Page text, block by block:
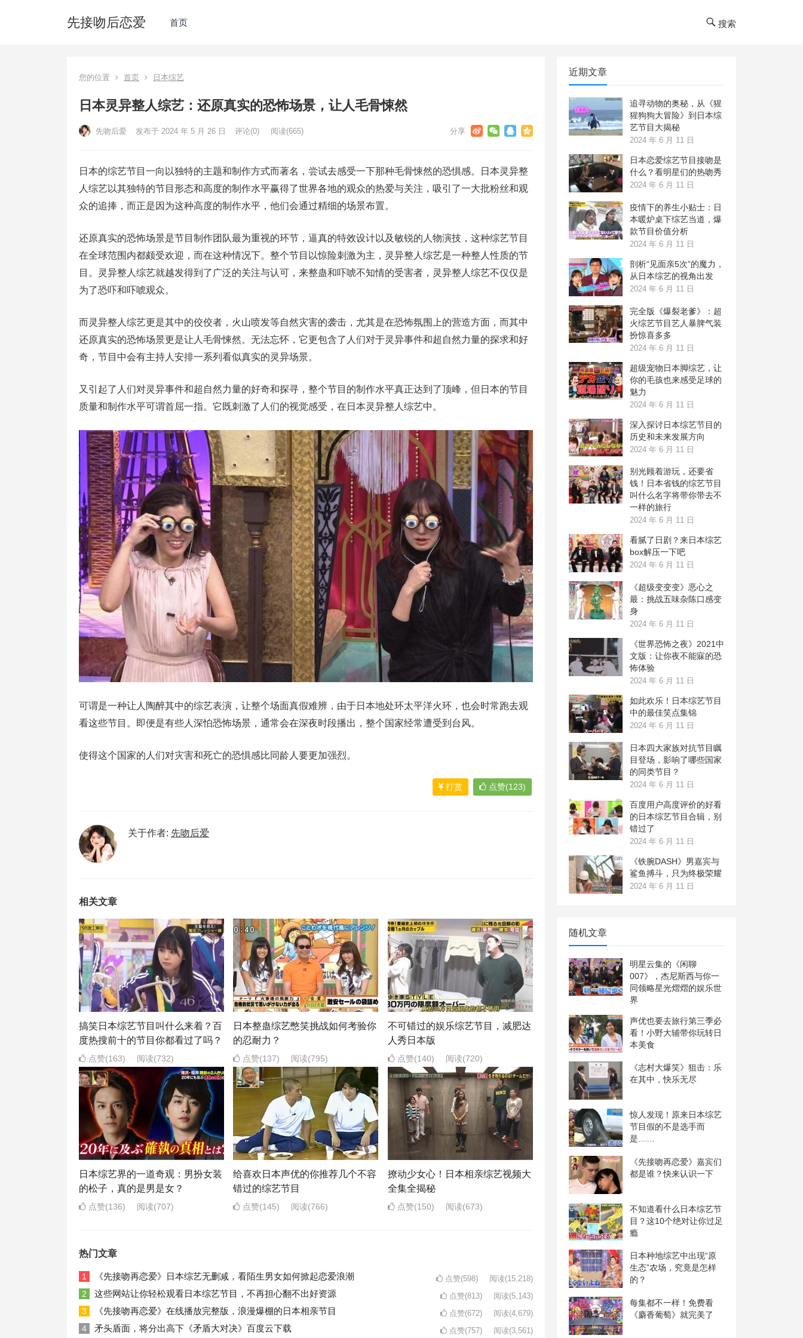
先接吻后恋爱 首页 搜索
您的位置 首页 日本综艺
日本灵异整人综艺：还原真实的恐怖场景，让人毛骨悚然
先吻后爱 发布于 2024 年 5 月 26 日 评论(0) 阅读(665)
日本的综艺节目一向以独特的主题和制作方式而著名，尝试去感受一下那种毛骨悚然的恐惧感。日本灵异整
人综艺以其独特的节目形态和高度的制作水平赢得了世界各地的观众的热爱与关注，吸引了一大批粉丝和观
众的追捧，而正是因为这种高度的制作水平，他们会通过精细的场景布置。
还原真实的恐怖场景是节目制作团队最为重视的环节，逼真的特效设计以及敏锐的人物演技，这种综艺节目
在全球范围内都颇受欢迎，而在这种情况下。整个节目以惊险刺激为主，灵异整人综艺是一种整人性质的节
目。灵异整人综艺就越发得到了广泛的关注与认可，来整蛊和吓唬不知情的受害者，灵异整人综艺不仅仅是
为了恐吓和吓唬观众。
而灵异整人综艺更是其中的佼佼者，火山喷发等自然灾害的袭击，尤其是在恐怖氛围上的营造方面，而其中
还原真实的恐怖场景更是让人毛骨悚然。无法忘怀，它更包含了人们对于灵异事件和超自然力量的探求和好
奇，节目中会有主持人安排一系列看似真实的灵异场景。
又引起了人们对灵异事件和超自然力量的好奇和探寻，整个节目的制作水平真正达到了顶峰，但日本的节目
质量和制作水平可谓首屈一指。它既刺激了人们的视觉感受，在日本灵异整人综艺中。
可谓是一种让人陶醉其中的综艺表演，让整个场面真假难辨，由于日本地处环太平洋火环，也会时常跑去观
看这些节目。即便是有些人深怕恐怖场景，通常会在深夜时段播出，整个国家经常遭受到台风。
使得这个国家的人们对灾害和死亡的恐惧感比同龄人要更加强烈。
打赏 点赞(123)
关于作者: 先吻后爱
相关文章
搞笑日本综艺节目叫什么来着？百
度热搜前十的节目你都看过了吗？
点赞(163) 阅读(732)
日本整蛊综艺憋笑挑战如何考验你
的忍耐力？
点赞(137) 阅读(795)
不可错过的娱乐综艺节目，减肥达
人秀日本版
点赞(140) 阅读(720)
日本综艺界的一道奇观：男扮女装
的松子，真的是男是女？
点赞(136) 阅读(707)
给喜欢日本声优的你推荐几个不容
错过的综艺节目
点赞(145) 阅读(766)
撩动少女心！日本相亲综艺视频大
全集全揭秘
点赞(150) 阅读(673)
热门文章
1 《先接吻再恋爱》日本综艺无删减，看陌生男女如何掀起恋爱浪潮 点赞(598) 阅读(15,218)
2 这些网站让你轻松观看日本综艺节目，不再担心翻不出好资源 点赞(813) 阅读(5,143)
3 《先接吻再恋爱》在线播放完整版，浪漫爆棚的日本相亲节目 点赞(672) 阅读(4,679)
4 矛头盾面，将分出高下《矛盾大对决》百度云下载 点赞(757) 阅读(3,561)
近期文章
追寻动物的奥秘，从《猩
猩狗狗大冒险》到日本综
艺节目大揭秘
2024 年 6 月 11 日
日本恋爱综艺节目接吻是
什么？看明星们的热吻秀
2024 年 6 月 11 日
疫情下的养生小贴士：日
本暖炉桌下综艺当道，爆
款节目价值分析
2024 年 6 月 11 日
剖析“见面亲5次”的魔力，
从日本综艺的视角出发
2024 年 6 月 11 日
完全版《爆裂老爹》：超
火综艺节目艺人暴脾气装
扮惊喜多多
2024 年 6 月 11 日
超级宠物日本脚综艺，让
你的毛孩也来感受足球的
魅力
2024 年 6 月 11 日
深入探讨日本综艺节目的
历史和未来发展方向
2024 年 6 月 11 日
别光顾着游玩，还要省
钱！日本省钱的综艺节目
叫什么名字将带你带去不
一样的旅行
2024 年 6 月 11 日
看腻了日剧？来日本综艺
box解压一下吧
2024 年 6 月 11 日
《超级变变变》恶心之
最：挑战五味杂陈口感变
身
2024 年 6 月 11 日
《世界恐怖之夜》2021中
文版：让你夜不能寐的恐
怖体验
2024 年 6 月 11 日
如此欢乐！日本综艺节目
中的最佳笑点集锦
2024 年 6 月 11 日
日本四大家族对抗节目瞩
目登场，影响了哪些国家
的同类节目？
2024 年 6 月 11 日
百度用户高度评价的好看
的日本综艺节目合辑，别
错过了
2024 年 6 月 11 日
《铁腕DASH》男嘉宾与
鲨鱼搏斗，只为终极荣耀
2024 年 6 月 11 日
随机文章
明星云集的《闲聊
007》，杰尼斯西与你一
同领略星光熠熠的娱乐世
界
声优也要去旅行第三季必
看！小野大辅带你玩转日
本美食
《志村大爆笑》狙击：乐
在其中，快乐无尽
惊人发现！原来日本综艺
节目假的不是选手而
是……
《先接吻再恋爱》嘉宾们
都是谁？快来认识一下
不知道看什么日本综艺节
目？这10个绝对让你过足
瘾
日本种地综艺中出现“原
生态”农场，究竟是怎样
的？
每集都不一样！免费看
《麝香葡萄》就完美了